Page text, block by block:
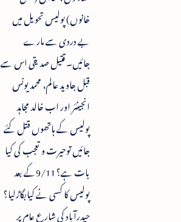
خانوں) پولیس تحویل میں
بے دردی سے مارے
جائیں۔ قتیل صدیقی اس سے
قبل جاوید عالم، محمد یونس
انجینئر اور اب خالد مجاہد
پولیس کے ہاتھوں قتل کئے
جائیں توحیرت و تعجب کی کیا
بات ہے؟ 9/11کے بعد
پولیس کا کسی نے کیابگاڑلیا؟
حیدرآباد کی شارع عام پر